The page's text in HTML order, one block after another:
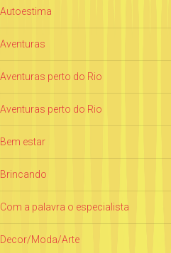
Autoestima
Aventuras
Aventuras perto do Rio
Aventuras perto do Rio
Bem estar
Brincando
Com a palavra o especialista
Decor/Moda/Arte